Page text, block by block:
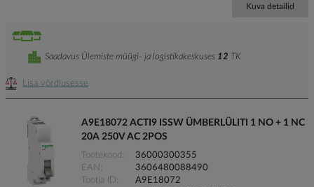
Kuva detailid
Lisa võrdlusesse
Saadavus Ülemiste müügi- ja logistikakeskuses 12 TK
A9E18072 ACTI9 ISSW ÜMBERLÜLITI 1 NO + 1 NC
20A 250V AC 2POS
Tootekood
36000300355
EAN
3606480088490
Tootja ID
A9E18072